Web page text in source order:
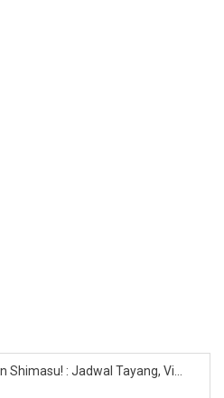
Shimasu! : Jadwal Tayang, Vi...